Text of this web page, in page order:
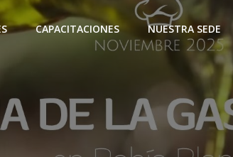
CAPACITACIONES NUESTRA SEDE